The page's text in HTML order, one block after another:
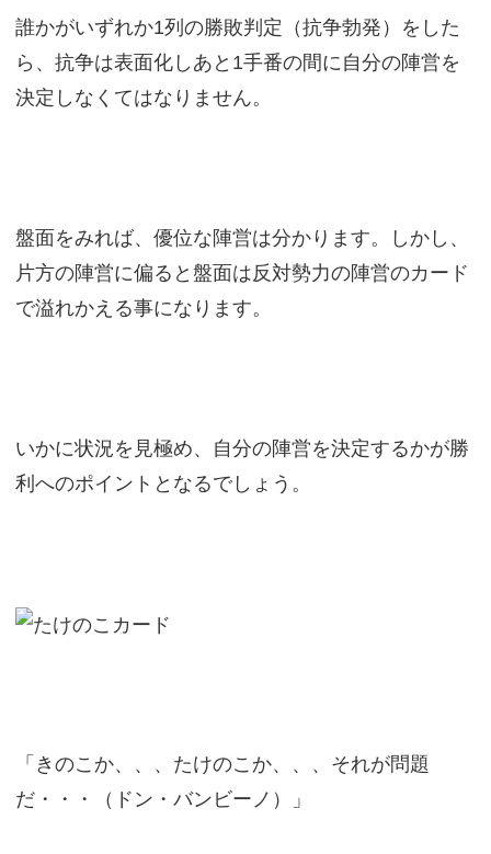
誰かがいずれか1列の勝敗判定（抗争勃発）をした
ら、抗争は表面化しあと1手番の間に自分の陣営を
決定しなくてはなりません。
盤面をみれば、優位な陣営は分かります。しかし、
片方の陣営に偏ると盤面は反対勢力の陣営のカード
で溢れかえる事になります。
いかに状況を見極め、自分の陣営を決定するかが勝
利へのポイントとなるでしょう。
「きのこか、、、たけのこか、、、それが問題
だ・・・（ドン・バンビーノ）」